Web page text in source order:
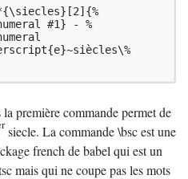
#1} - %
première commande permet de
siecle. La commande \bsc est une
french de babel qui est un
mais qui ne coupe pas les mots